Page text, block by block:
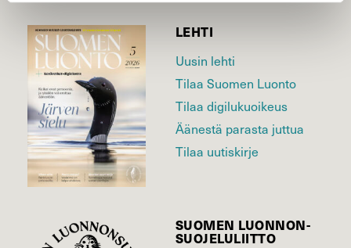
LEHTI
Uusin lehti
Tilaa Suomen Luonto
Tilaa digilukuoikeus
Äänestä parasta juttua
Tilaa uutiskirje
SUOMEN LUONNON­
SUOJELU­LIITTO